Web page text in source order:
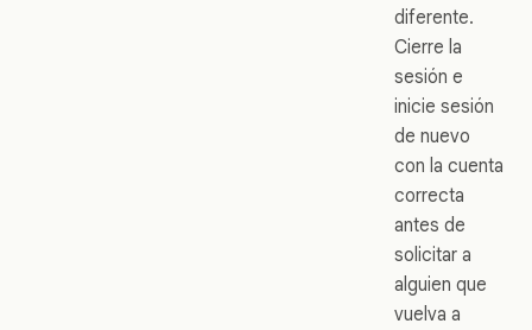
diferente.
Cierre la
sesión e
inicie sesión
de nuevo
con la cuenta
correcta
antes de
solicitar a
alguien que
vuelva a